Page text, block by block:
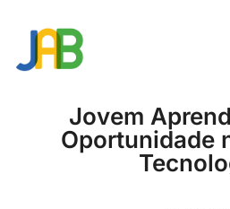
Jovem
Oportunidade